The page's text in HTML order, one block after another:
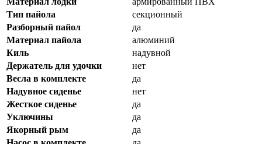
Тип пайола
секционный
Разборный пайол
да
Материал пайола
алюминий
Киль
надувной
Держатель для удочки
нет
Весла в комплекте
да
Надувное сиденье
нет
Жесткое сиденье
да
Уключины
да
Якорный рым
да